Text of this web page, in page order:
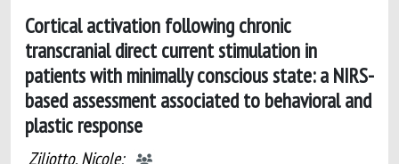
Cortical activation following chronic
transcranial direct current stimulation in
patients with minimally conscious state: a NIRS-
based assessment associated to behavioral and
plastic response
Ziliotto, Nicole;